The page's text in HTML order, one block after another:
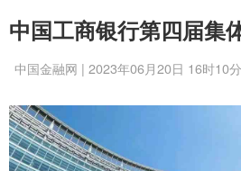
中国工商银行第四届集
中国金融网 | 2023年06月20日 16时10分